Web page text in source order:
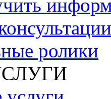
ролики